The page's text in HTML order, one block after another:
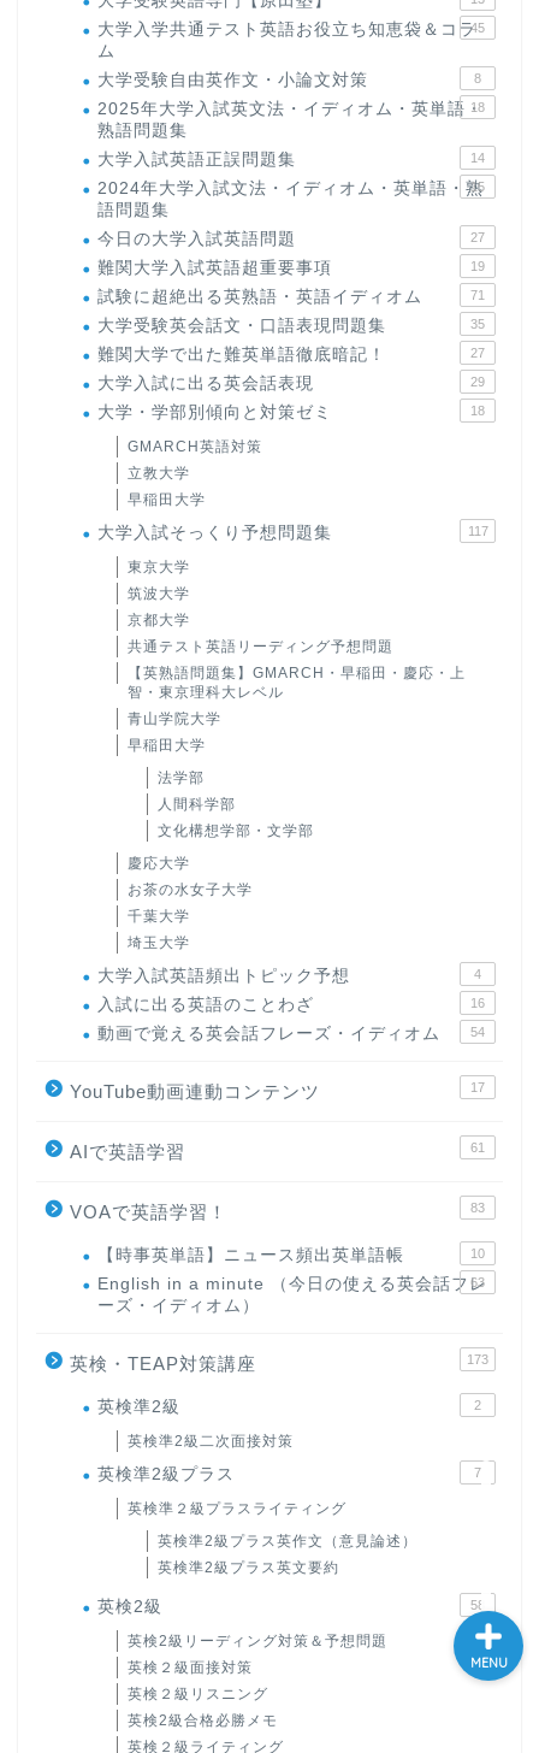
大学入学共通テスト英語お役立ち知恵袋＆コラ
ム
45
大学受験自由英作文・小論文対策 8
2025年大学入試英文法・イディオム・英単語・
熟語問題集
18
大学入試英語正誤問題集 14
2024年大学入試文法・イディオム・英単語・熟
語問題集
15
今日の大学入試英語問題 27
難関大学入試英語超重要事項 19
試験に超絶出る英熟語・英語イディオム 71
大学受験英会話文・口語表現問題集 35
難関大学で出た難英単語徹底暗記！ 27
大学入試に出る英会話表現 29
大学・学部別傾向と対策ゼミ 18
GMARCH英語対策
立教大学
早稲田大学
大学入試そっくり予想問題集 117
東京大学
筑波大学
京都大学
共通テスト英語リーディング予想問題
【英熟語問題集】GMARCH・早稲田・慶応・上
智・東京理科大レベル
青山学院大学
早稲田大学
法学部
人間科学部
文化構想学部・文学部
慶応大学
お茶の水女子大学
千葉大学
埼玉大学
大学入試英語頻出トピック予想 4
入試に出る英語のことわざ 16
動画で覚える英会話フレーズ・イディオム 54
YouTube動画連動コンテンツ 17
AIで英語学習 61
VOAで英語学習！ 83
【時事英単語】ニュース頻出英単語帳 10
English in a minute （今日の使える英会話フレ
ーズ・イディオム）
63
英検・TEAP対策講座 173
英検準2級 2
英検準2級二次面接対策
英検準2級プラス 7
英検準２級プラスライティング
英検準2級プラス英作文（意見論述）
英検準2級プラス英文要約
英検2級 58
英検2級リーディング対策＆予想問題
英検２級面接対策
英検２級リスニング
英検2級合格必勝メモ
英検２級ライティング
MENU
学習＆大学入試英語コラム
大学入試英語対策講座
英語名言・格言・カッコい
CONTACT